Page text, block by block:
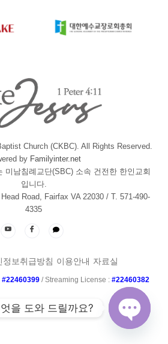
Church (CKBC). All Rights Reserved.
by Familyinter.net
미남침례교단(SBC) 소속 건전한 한인교회
입니다.
Road, Fairfax VA 22030 / T. 571-490-
4335
정보취급방침 이용안내 자료실
#22460399/ Streaming License : #22460382
을 도와 드릴까요?